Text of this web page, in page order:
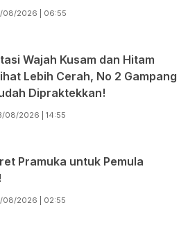
08/2026 | 06:55
Wajah Kusam dan Hitam
Lebih Cerah, No 2 Gampang
Dipraktekkan!
08/2026 | 14:55
Pramuka untuk Pemula
08/2026 | 02:55